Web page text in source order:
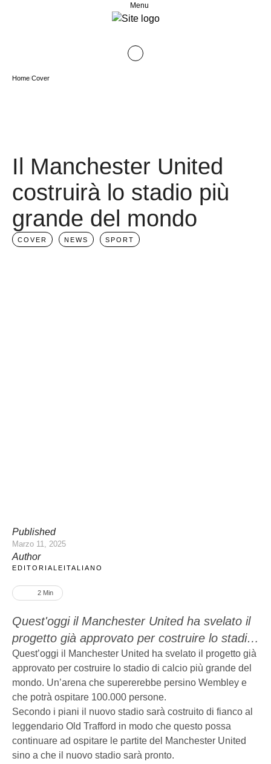
Menu
Home/Cover
Il Manchester United
costruirà lo stadio più
grande del mondo
COVER NEWS SPORT
Published
Marzo 11, 2025
Author
EDITORIALEITALIANO
2 Min
Quest'oggi il Manchester United ha svelato il
progetto già approvato per costruire lo stadio
di calcio più grande del mondo. Un'arena che
supererebbe persino Wembley e che potrà
ospitare 100.000 persone. Secondo i piani il
nuovo stadio sarà costruito di fianco al
leggendario Old Trafford in modo che questo
possa continuare ad ospitare le partite …
Quest’oggi il Manchester United ha svelato il progetto già
approvato per costruire lo stadio di calcio più grande del
mondo. Un’arena che supererebbe persino Wembley e
che potrà ospitare 100.000 persone.
Secondo i piani il nuovo stadio sarà costruito di fianco al
leggendario Old Trafford in modo che questo possa
continuare ad ospitare le partite del Manchester United
sino a che il nuovo stadio sarà pronto.